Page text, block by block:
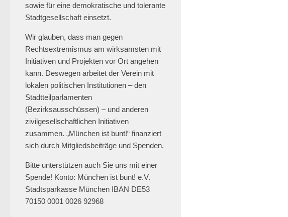
München ist bunt! Retweetet
erzähl:perspektive
27 Jan. 2025
Januar 2025, 18 Uhr.
@muenchen_bunt🎗️
#muenchengegenantisemitismus
#neveragainisnow
#bringthemhomenow
2 13 Twitter
Mehr laden
sowie für eine demokratische und tolerante
Stadtgesellschaft einsetzt.
Wir glauben, dass man gegen
Rechtsextremismus am wirksamsten mit
Initiativen und Projekten vor Ort angehen
kann. Deswegen arbeitet der Verein mit
lokalen politischen Institutionen – den
Stadtteilparlamenten
(Bezirksausschüssen) – und anderen
zivilgesellschaftlichen Initiativen
zusammen. „München ist bunt!“ finanziert
sich durch Mitgliedsbeiträge und Spenden.
Bitte unterstützen auch Sie uns mit einer
Spende! Konto: München ist bunt! e.V.
Stadtsparkasse München IBAN DE53
70150 0001 0026 92968